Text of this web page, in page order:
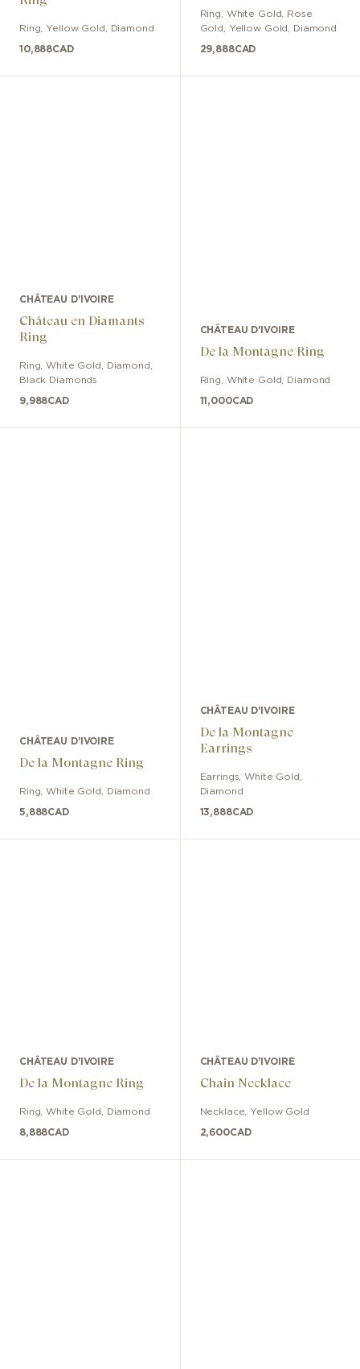
Ring Yellow Gold Diamond
10,888CAD
Ring
White Gold, Rose
Gold, Yellow Gold
Diamond
29,888CAD
CHÂTEAU D'IVOIRE
Château en Diamants
Ring
Ring ,White Gold
Diamond,
Black Diamonds
9,988CAD
CHÂTEAU D'IVOIRE
De la Montagne Ring
Ring White Gold Diamond
11,000CAD
CHÂTEAU D'IVOIRE
De la Montagne Ring
Ring ,White Gold Diamond
5,888CAD
CHÂTEAU D'IVOIRE
De la Montagne
Earrings
Earrings ,White Gold
Diamond
13,888CAD
CHÂTEAU D'IVOIRE
De la Montagne Ring
Ring ,White Gold Diamond
8,888CAD
CHÂTEAU D'IVOIRE
Chain Necklace
Necklace Yellow Gold
2,600CAD